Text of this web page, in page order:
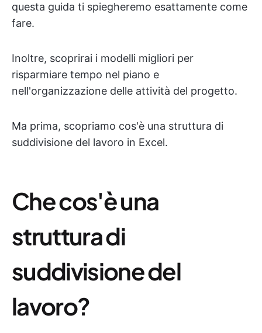
questa guida ti spiegheremo esattamente come
fare.
Inoltre, scoprirai i modelli migliori per
risparmiare tempo nel piano e
nell'organizzazione delle attività del progetto.
Ma prima, scopriamo cos'è una struttura di
suddivisione del lavoro in Excel.
Che cos'è una
struttura di
suddivisione del
lavoro?